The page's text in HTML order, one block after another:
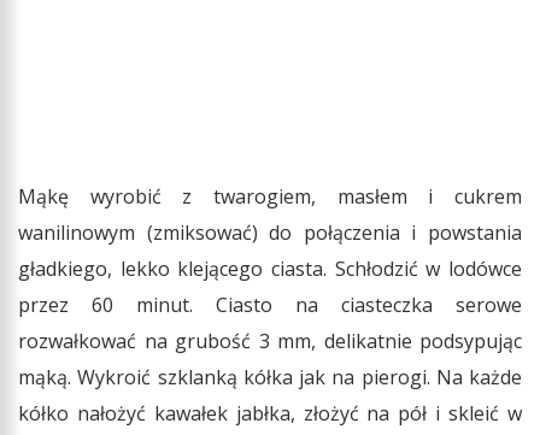
Mąkę wyrobić z twarogiem, masłem i cukrem
wanilinowym (zmiksować) do połączenia i powstania
gładkiego, lekko klejącego ciasta. Schłodzić w lodówce
przez 60 minut. Ciasto na ciasteczka serowe
rozwałkować na grubość 3 mm, delikatnie podsypując
mąką. Wykroić szklanką kółka jak na pierogi. Na każde
kółko nałożyć kawałek jabłka, złożyć na pół i skleić w